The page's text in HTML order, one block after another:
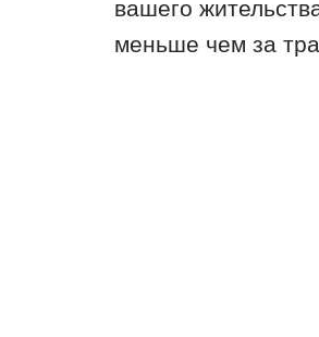
вашего
меньше чем за